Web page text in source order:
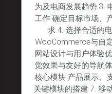
为及电商发展趋势 3.
工作 确定目标市场、
求 4. 选择合适的
WooCommerce与自
网站设计与用户体验
觉效果与友好的导航
核心模块 产品展示、
关键模块的搭建 7. 移